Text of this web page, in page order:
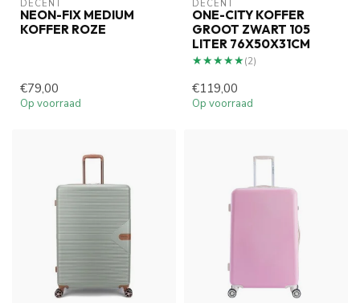
DECENT
NEON-FIX MEDIUM
KOFFER ROZE
€79,00
Op voorraad
DECENT
ONE-CITY KOFFER
GROOT ZWART 105
LITER 76X50X31CM
★★★★★
★★★★★(2)
€119,00
Op voorraad